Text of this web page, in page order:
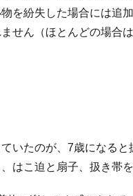
を紛失した場合には追
せん（ほとんどの場合
いたのが、7歳になると
はこ迫と扇子、扱き帯を